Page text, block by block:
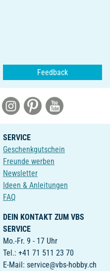
Feedback
SERVICE
Geschenkgutschein
Freunde werben
Newsletter
Ideen & Anleitungen
FAQ
DEIN KONTAKT ZUM VBS
SERVICE
Mo.-Fr. 9 - 17 Uhr
Tel.: +41 71 511 23 70
E-Mail: service@vbs-hobby.ch